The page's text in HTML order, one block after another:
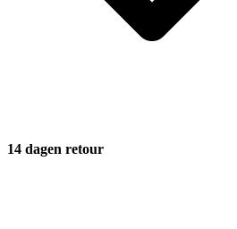
14 dagen retour